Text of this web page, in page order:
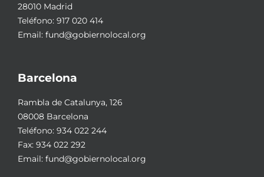
28010 Madrid
Teléfono: 917 020 414
Email: fund@gobiernolocal.org
Barcelona
Rambla de Catalunya, 126
08008 Barcelona
Teléfono: 934 022 244
Fax: 934 022 292
Email: fund@gobiernolocal.org